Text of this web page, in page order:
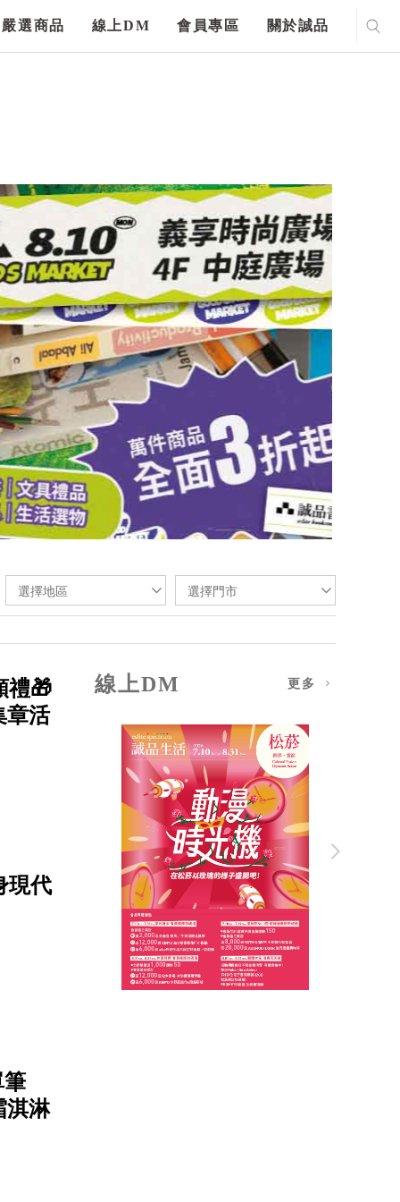
嚴選商品 線上DM 會員專區 關於誠品
選擇地區 選擇門市
禮🎁
章活
現代
筆
淇淋
線上DM 更多